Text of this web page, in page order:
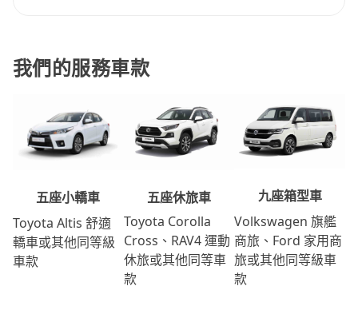
我們的服務車款
五座小轎車
Toyota Altis 舒適
轎車或其他同等級
車款
五座休旅車
Toyota Corolla
Cross、RAV4 運動
休旅或其他同等車
款
九座箱型車
Volkswagen 旗艦
商旅、Ford 家用商
旅或其他同等級車
款